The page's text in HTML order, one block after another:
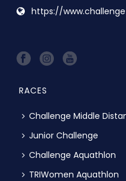
https://
RACES
Challenge Middle
Junior Challenge
Challenge Aquathlon
TRIWomen Aquathlon